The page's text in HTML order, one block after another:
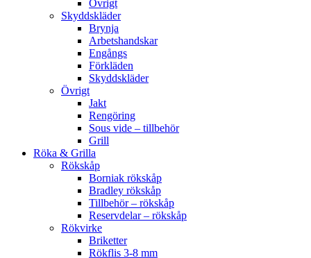
Övrigt
Skyddskläder
Brynja
Arbetshandskar
Engångs
Förkläden
Skyddskläder
Övrigt
Jakt
Rengöring
Sous vide – tillbehör
Grill
Röka & Grilla
Rökskåp
Borniak rökskåp
Bradley rökskåp
Tillbehör – rökskåp
Reservdelar – rökskåp
Rökvirke
Briketter
Rökflis 3-8 mm